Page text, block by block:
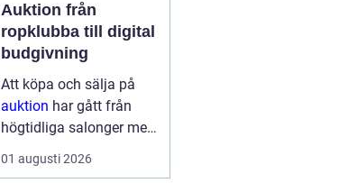
Auktion från
ropklubba till digital
budgivning
Att köpa och sälja på
auktion har gått från
högtidliga salonger med
ropande utropare till
snabba klick på mobilen
01 augusti 2026